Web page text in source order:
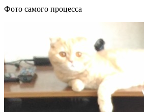
Фото самого процесса